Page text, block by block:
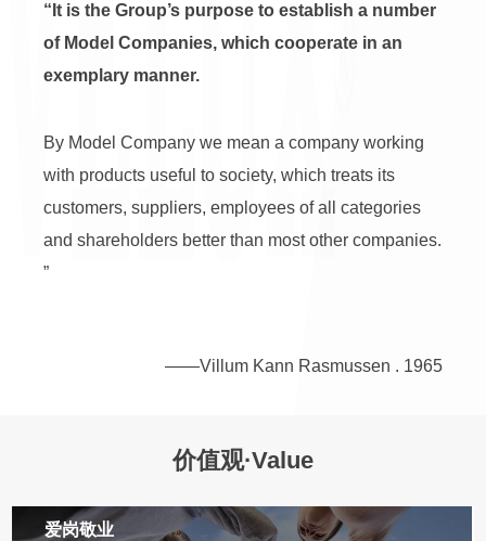
“It is the Group’s purpose to establish a number
of Model Companies, which cooperate in an
exemplary manner.
By Model Company we mean a company working
with products useful to society, which treats its
customers, suppliers, employees of all categories
and shareholders better than most other companies.
”
——Villum Kann Rasmussen . 1965
价值观·Value
爱岗敬业